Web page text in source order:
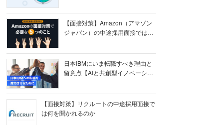
【面接対策】Amazon（アマゾン
ジャパン）の中途採用面接では何
日本IBMにいま転職すべき理由と
留意点【AIと共創型イノベーショ
【面接対策】リクルートの中途採用面接で
は何を聞かれるのか